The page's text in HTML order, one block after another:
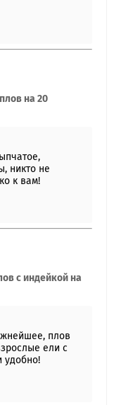
на 20
никто не
к вам!
с индейкой на
плов
ели с
удобно!